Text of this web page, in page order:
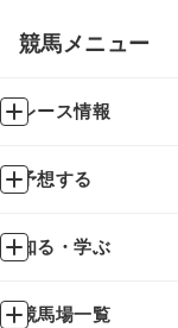
競馬メニュー
レース情報
予想する
知る・学ぶ
競馬場一覧